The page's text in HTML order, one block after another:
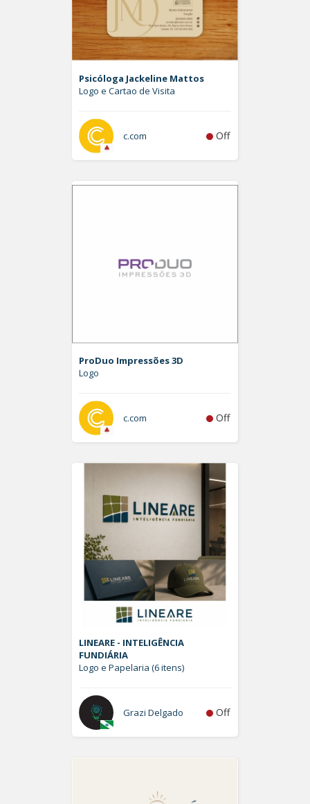
Psicóloga Jackeline Mattos
Logo e Cartao de Visita
c.com Off
ProDuo Impressões 3D
Logo
c.com Off
LINEARE - INTELIGÊNCIA
FUNDIÁRIA
Logo e Papelaria (6 itens)
Grazi Delgado Off